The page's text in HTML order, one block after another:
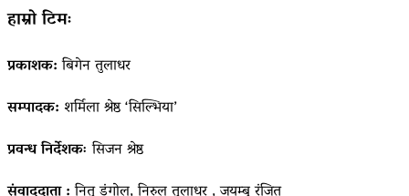
हाम्रो टिमः
प्रकाशक:बिगेन तुलाधर
सम्पादक: शर्मिला श्रेष्ठ ‘सिल्भिया’
प्रवन्ध निर्देशकःसिजन श्रेष्ठ